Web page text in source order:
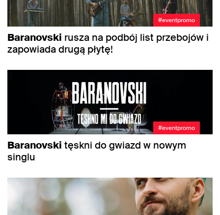
#eventpromo
Baranovski rusza na podbój list przebojów i
zapowiada drugą płytę!
#eventpromo
Baranovski tęskni do gwiazd w nowym
singlu